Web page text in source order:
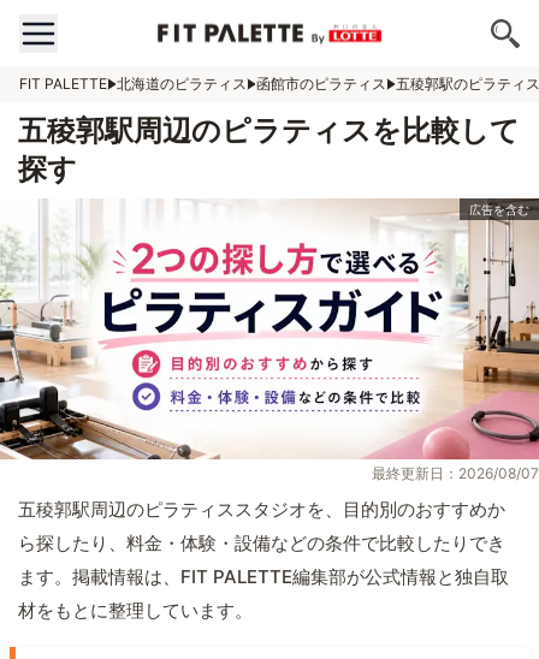
FIT PALETTE 北海道のピラティス 函館市のピラティス 五稜郭駅のピラティス
五稜郭駅周辺のピラティスを比較して
探す
最終更新日：2026/08/07
五稜郭駅周辺のピラティススタジオを、目的別のおすすめか
ら探したり、料金・体験・設備などの条件で比較したりでき
ます。掲載情報は、FIT PALETTE編集部が公式情報と独自取
材をもとに整理しています。